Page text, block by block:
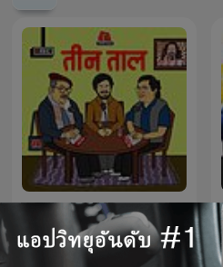
Teen Taal